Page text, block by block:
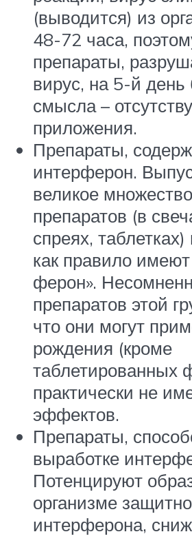
(выводится) из
48-72 часа,
препараты,
вирус, на 5-й день
смысла –
приложения.
Препараты,
интерферон.
великое
препаратов (в
спреях,
как правило
ферон».
препаратов этой
что они могут
рождения (кроме
таблетированных
практически не
эффектов.
Препараты,
выработке
Потенцируют
организме
интерферона,